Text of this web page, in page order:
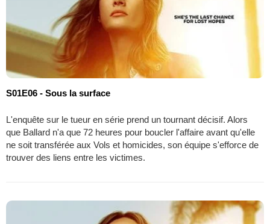
S01E06 - Sous la surface
L'enquête sur le tueur en série prend un tournant décisif. Alors
que Ballard n'a que 72 heures pour boucler l'affaire avant qu'elle
ne soit transférée aux Vols et homicides, son équipe s'efforce de
trouver des liens entre les victimes.